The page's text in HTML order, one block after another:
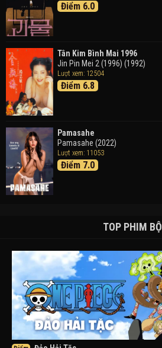
Điểm 6.0
Tân Kim Bình Mai 1996
Jin Pin Mei 2 (1996) (1992)
Lượt xem: 12504
Điểm 6.8
Pamasahe
Pamasahe (2022)
Lượt xem: 11053
Điểm 7.0
TOP PHIM BỘ